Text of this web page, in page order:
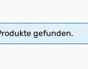
gefunden.